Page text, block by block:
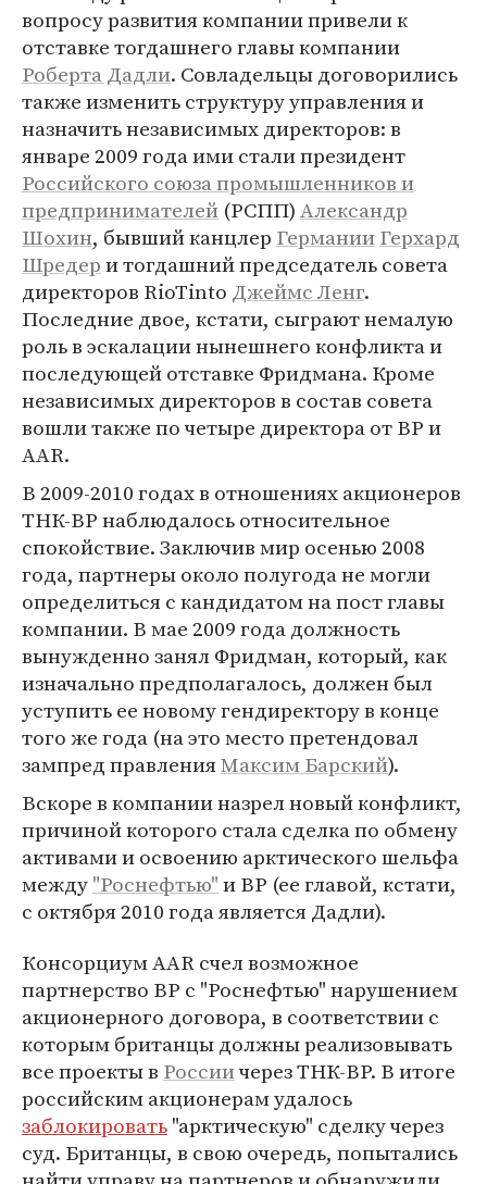
вопросу развития компании привели к
отставке тогдашнего главы компании
Роберта Дадли. Совладельцы договорились
также изменить структуру управления и
назначить независимых директоров: в
январе 2009 года ими стали президент
Российского союза промышленников и
предпринимателей (РСПП)Александр
Шохин, бывший канцлер ГерманииГерхард
Шредери тогдашний председатель совета
директоров RioTinto Джеймс Ленг.
Последние двое, кстати, сыграют немалую
роль в эскалации нынешнего конфликта и
последующей отставке Фридмана. Кроме
независимых директоров в состав совета
вошли также по четыре директора от BP и
AAR.
В 2009-2010 годах в отношениях акционеров
ТНК-ВР наблюдалось относительное
спокойствие. Заключив мир осенью 2008
года, партнеры около полугода не могли
определиться с кандидатом на пост главы
компании. В мае 2009 года должность
вынужденно занял Фридман, который, как
изначально предполагалось, должен был
уступить ее новому гендиректору в конце
того же года (на это место претендовал
зампред правленияМаксим Барский).
Вскоре в компании назрел новый конфликт,
причиной которого стала сделка по обмену
активами и освоению арктического шельфа
между"Роснефтью"и ВР (ее главой, кстати,
с октября 2010 года является Дадли).
Консорциум AAR счел возможное
партнерство ВР с "Роснефтью" нарушением
акционерного договора, в соответствии с
которым британцы должны реализовывать
все проекты в Россиичерез ТНК-ВР. В итоге
российским акционерам удалось
заблокировать"арктическую" сделку через
суд. Британцы, в свою очередь, попытались